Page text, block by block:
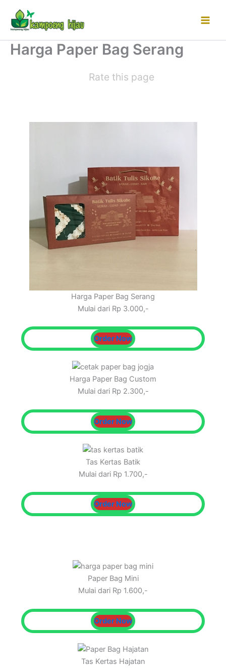
konten
Harga Paper Bag Serang
Rate this page
Harga Paper Bag Serang
Mulai dari Rp 3.000,-
Order Now
Harga Paper Bag Custom
Mulai dari Rp 2.300,-
Order Now
Tas Kertas Batik
Mulai dari Rp 1.700,-
Order Now
Paper Bag Mini
Mulai dari Rp 1.600,-
Order Now
Tas Kertas Hajatan